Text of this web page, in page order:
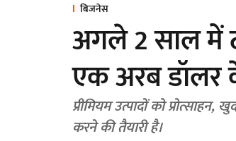
बिजनेस
अगले 2 साल में
एक अरब डॉलर
प्रीमियम उत्पादों को
करने की तैयारी है।